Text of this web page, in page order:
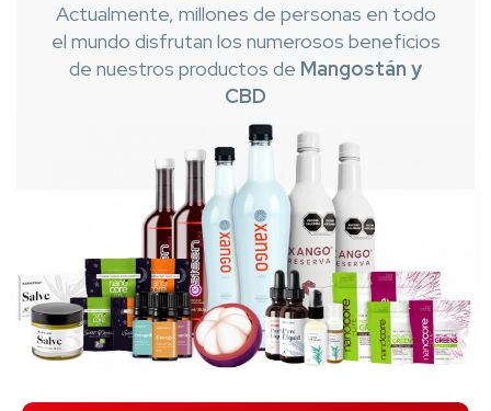
Actualmente, millones de personas en todo
el mundo disfrutan los numerosos beneficios
de nuestros productos de Mangostán y
CBD